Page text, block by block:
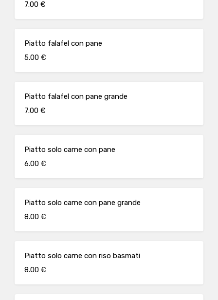
7.00 €
Piatto falafel con pane
5.00 €
Piatto falafel con pane grande
7.00 €
Piatto solo carne con pane
6.00 €
Piatto solo carne con pane grande
8.00 €
Piatto solo carne con riso basmati
8.00 €